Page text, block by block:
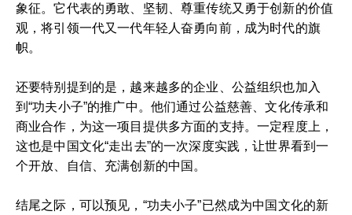
象征。它代表的勇敢、坚韧、尊重传统又勇于创新的价值
观，将引领一代又一代年轻人奋勇向前，成为时代的旗
帜。
还要特别提到的是，越来越多的企业、公益组织也加入
到“功夫小子”的推广中。他们通过公益慈善、文化传承和
商业合作，为这一项目提供多方面的支持。一定程度上，
这也是中国文化“走出去”的一次深度实践，让世界看到一
个开放、自信、充满创新的中国。
结尾之际，可以预见，“功夫小子”已然成为中国文化的新